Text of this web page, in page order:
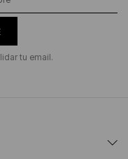
tu email.